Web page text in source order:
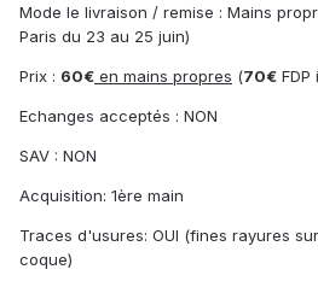
Mode le livraison / remise : Mains
Paris du 23 au 25 juin)
Prix : 60€ en mains propres (70€
Echanges acceptés : NON
SAV : NON
Acquisition: 1ère main
Traces d'usures: OUI (fines rayures
coque)